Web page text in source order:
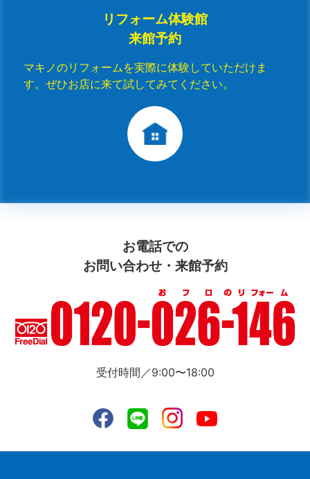
リフォーム体験館
来館予約
マキノのリフォームを実際に体験していただけま
す。ぜひお店に来て試してみてください。
お電話での
お問い合わせ・来館予約
受付時間／9:00〜18:00